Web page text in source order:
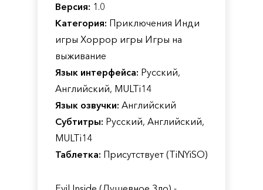
Версия: 1.0
Категория: Приключения Инди
игры Хоррор игры Игры на
выживание
Язык интерфейса: Русский,
Английский, MULTi14
Язык озвучки: Английский
Субтитры: Русский, Английский,
MULTi14
Таблетка: Присутствует (TiNYiSO)